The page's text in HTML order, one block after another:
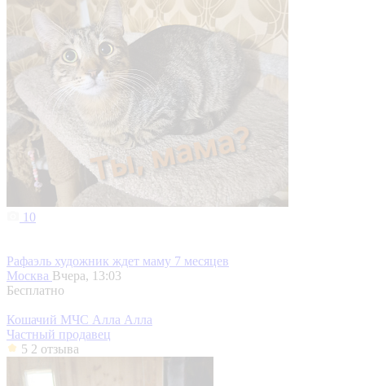
10
Рафаэль художник ждет маму 7 месяцев
Москва Вчера, 13:03
Бесплатно
Кошачий МЧС Алла Алла
Частный продавец
5 2 отзыва